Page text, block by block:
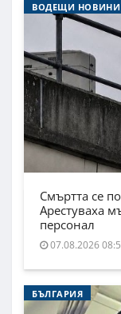
ВОДЕЩИ НОВИНИ
Смъртта се
Арестуваха
персонал
07.08.2026
БЪЛГАРИЯ